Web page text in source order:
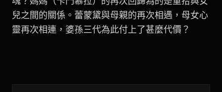
兒之間的關係。蕾蒙黛與母親的再次相遇，母女心
靈再次相連，婆孫三代為此付上了甚麼代價？